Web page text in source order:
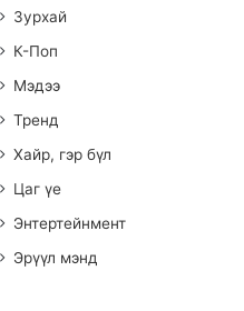
Зурхай
К-Поп
Мэдээ
Тренд
Хайр, гэр бүл
Цаг үе
Энтертейнмент
Эрүүл мэнд